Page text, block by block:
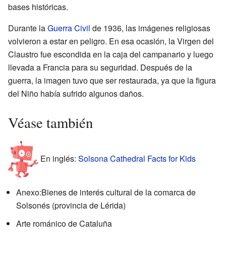
bases históricas.
Durante laGuerra Civil de 1936, las imágenes religiosas
volvieron a estar en peligro. En esa ocasión, la Virgen del
Claustro fue escondida en la caja del campanario y luego
llevada a Francia para su seguridad. Después de la
guerra, la imagen tuvo que ser restaurada, ya que la figura
del Niño había sufrido algunos daños.
Véase también
En inglés: Solsona Cathedral Facts for Kids
Anexo:Bienes de interés cultural de la comarca de
Solsonés (provincia de Lérida)
Arte románico de Cataluña